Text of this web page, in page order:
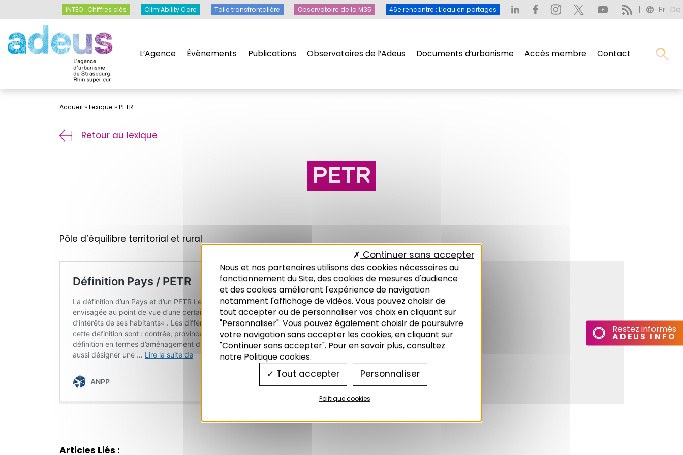
L’Agence Évènements Publications Observatoires de l’Adeus Documents d’urbanisme Accès membre Contact
INTEO : Chiffres clés Clim’Ability Care Toile transfrontalière Observatoire de la M35 46e rencontre : L’eau en partages Fr De
INTEO : Chiffres clés Clim’Ability Care Toile transfrontalière Observatoire de la M35 46e rencontre : L’eau en partages Fr De
Recherche
Accueil » Lexique » PETR
Retour au lexique
PETR
Pôle d’équilibre territorial et rural
Articles Liés :
Restez informés
ADEUS INFO
Panneau de gestion des cookies
Nous et nos partenaires utilisons des cookies nécessaires au
fonctionnement du Site, des cookies de mesures d'audience
et des cookies améliorant l'expérience de navigation
notamment l'affichage de vidéos. Vous pouvez choisir de
tout accepter ou de personnaliser vos choix en cliquant sur
"Personnaliser". Vous pouvez également choisir de poursuivre
votre navigation sans accepter les cookies, en cliquant sur
"Continuer sans accepter". Pour en savoir plus, consultez
notre Politique cookies.
Tout accepter
Continuer sans accepter
Personnaliser
Politique cookies